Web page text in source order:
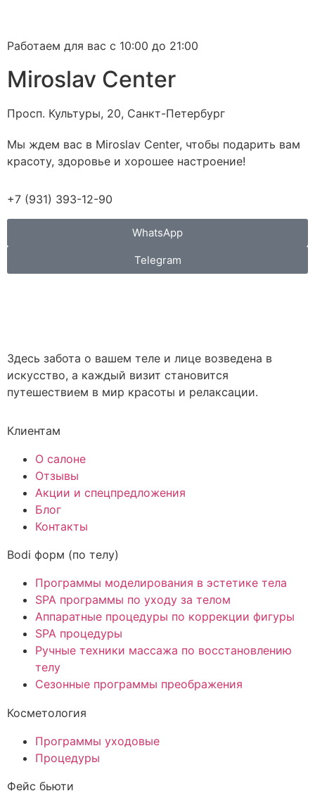
Работаем для вас с 10:00 до 21:00
Miroslav Сenter
Просп. Культуры, 20, Санкт-Петербург
Мы ждем вас в Miroslav Сenter, чтобы подарить вам
красоту, здоровье и хорошее настроение!
+7 (931) 393-12-90
WhatsApp
Telegram
Здесь забота о вашем теле и лице возведена в
искусство, а каждый визит становится
путешествием в мир красоты и релаксации.
Клиентам
О салоне
Отзывы
Акции и спецпредложения
Блог
Контакты
Bodi форм (по телу)
Программы моделирования в эстетике тела
SPA программы по уходу за телом
Аппаратные процедуры по коррекции фигуры
SPA процедуры
Ручные техники массажа по восстановлению
телу
Сезонные программы преображения
Косметология
Программы уходовые
Процедуры
Фейс бьюти